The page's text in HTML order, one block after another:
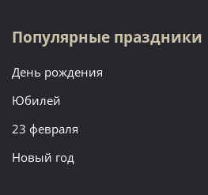
Популярные праздники
День рождения
Юбилей
23 февраля
Новый год